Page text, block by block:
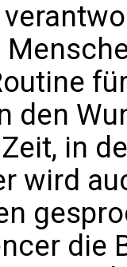
den
in
wird
die